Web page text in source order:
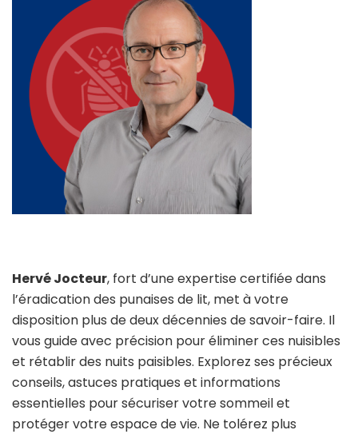
Hervé Jocteur, fort d’une expertise certifiée dans
l’éradication des punaises de lit, met à votre
disposition plus de deux décennies de savoir-faire. Il
vous guide avec précision pour éliminer ces nuisibles
et rétablir des nuits paisibles. Explorez ses précieux
conseils, astuces pratiques et informations
essentielles pour sécuriser votre sommeil et
protéger votre espace de vie. Ne tolérez plus